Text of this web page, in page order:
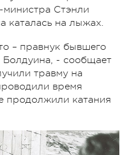
Стэнли
каталась на лыжах.
– правнук бывшего
- сообщает
травму на
время
продолжили катания